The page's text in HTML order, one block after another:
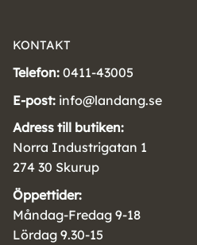
KONTAKT
Telefon: 0411-43005
E-post: info@landang.se
Adress till butiken:
Norra Industrigatan 1
274 30 Skurup
Öppettider:
Måndag-Fredag 9-18
Lördag 9.30-15